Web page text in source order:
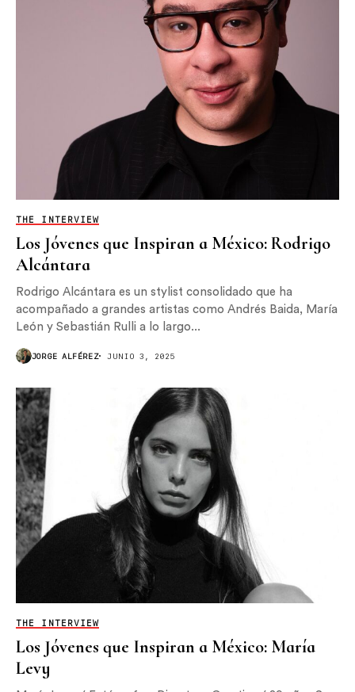
THE INTERVIEW
Los Jóvenes que Inspiran a México: Rodrigo
Alcántara
Rodrigo Alcántara es un stylist consolidado que ha
acompañado a grandes artistas como Andrés Baida, María
León y Sebastián Rulli a lo largo...
JORGE ALFÉREZ JUNIO 3, 2025
THE INTERVIEW
Los Jóvenes que Inspiran a México: María
Levy